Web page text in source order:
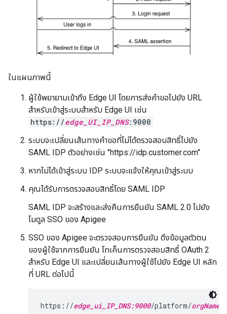
ในแผนภาพนี้
ผู้ใช้พยายามเข้าถึง Edge UI โดยการส่งคำขอไปยัง URL
สำหรับเข้าสู่ระบบสำหรับ Edge UI เช่น
https://edge_UI_IP_DNS:9000
ระบบจะเปลี่ยนเส้นทางคำขอที่ไม่ได้ตรวจสอบสิทธิ์ไปยัง
SAML IDP ตัวอย่างเช่น "https://idp.customer.com"
หากไม่ได้เข้าสู่ระบบ IDP ระบบจะแจ้งให้คุณเข้าสู่ระบบ
คุณได้รับการตรวจสอบสิทธิ์โดย SAML IDP
SAML IDP จะสร้างและส่งคืนการยืนยัน SAML 2.0 ไปยัง
โมดูล SSO ของ Apigee
SSO ของ Apigee จะตรวจสอบการยืนยัน ดึงข้อมูลตัวตน
ของผู้ใช้จากการยืนยัน โทเค็นการตรวจสอบสิทธิ์ OAuth 2
สำหรับ Edge UI และเปลี่ยนเส้นทางผู้ใช้ไปยัง Edge UI หลัก
ที่ URL ต่อไปนี้
https://edge_ui_IP_DNS:9000/platform/orgName